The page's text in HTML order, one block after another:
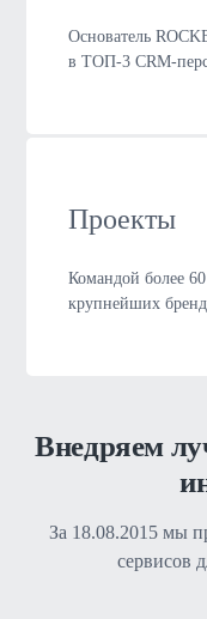
Основатель
в ТОП-3 CRM-
Проекты
Командой более
крупнейших
Внедряем
За 18.08.2015мы
сервисов